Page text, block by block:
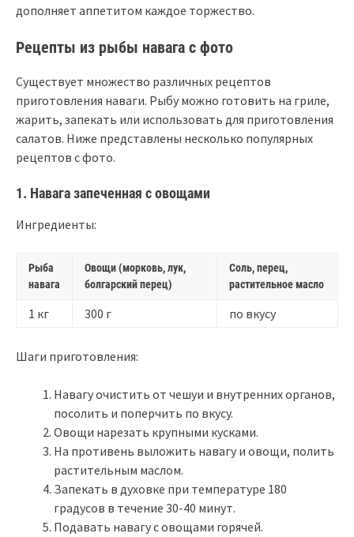
дополняет аппетитом каждое торжество.
Рецепты из рыбы навага с фото
Существует множество различных рецептов
приготовления наваги. Рыбу можно готовить на гриле,
жарить, запекать или использовать для приготовления
салатов. Ниже представлены несколько популярных
рецептов с фото.
1. Навага запеченная с овощами
Ингредиенты:
Рыба
навага
Овощи (морковь, лук,
болгарский перец)
Соль, перец,
растительное масло
1 кг 300 г по вкусу
Шаги приготовления:
Навагу очистить от чешуи и внутренних органов,
посолить и поперчить по вкусу.
Овощи нарезать крупными кусками.
На противень выложить навагу и овощи, полить
растительным маслом.
Запекать в духовке при температуре 180
градусов в течение 30-40 минут.
Подавать навагу с овощами горячей.